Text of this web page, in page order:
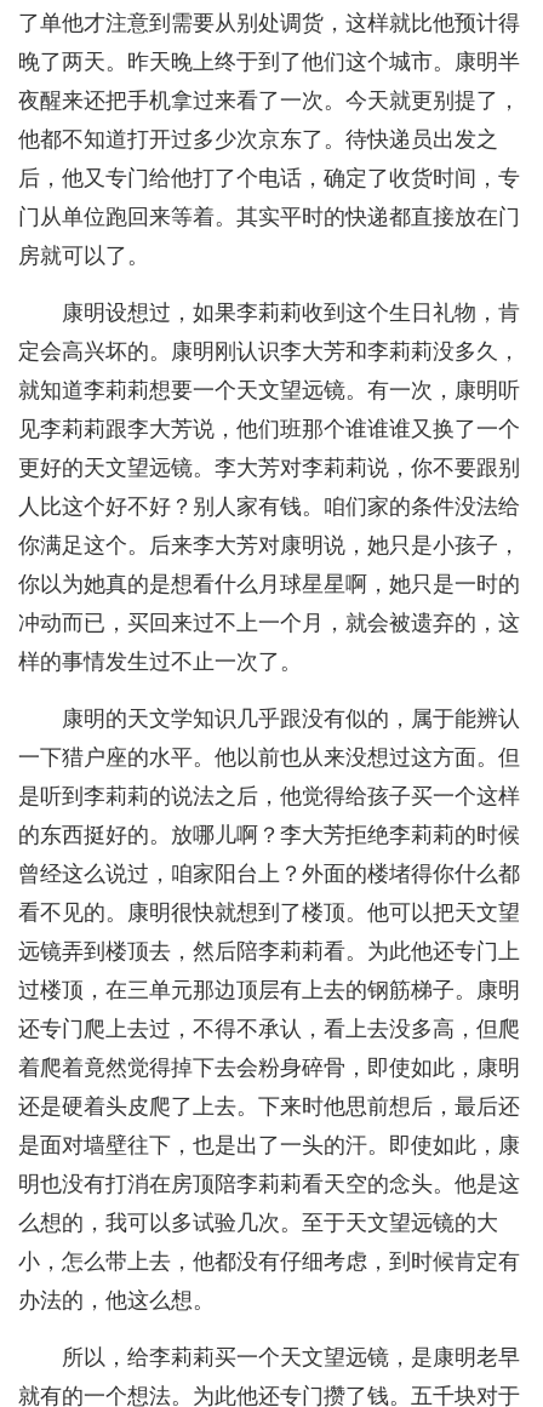
了单他才注意到需要从别处调货，这样就比他预计得
晚了两天。昨天晚上终于到了他们这个城市。康明半
夜醒来还把手机拿过来看了一次。今天就更别提了，
他都不知道打开过多少次京东了。待快递员出发之
后，他又专门给他打了个电话，确定了收货时间，专
门从单位跑回来等着。其实平时的快递都直接放在门
房就可以了。
康明设想过，如果李莉莉收到这个生日礼物，肯
定会高兴坏的。康明刚认识李大芳和李莉莉没多久，
就知道李莉莉想要一个天文望远镜。有一次，康明听
见李莉莉跟李大芳说，他们班那个谁谁谁又换了一个
更好的天文望远镜。李大芳对李莉莉说，你不要跟别
人比这个好不好？别人家有钱。咱们家的条件没法给
你满足这个。后来李大芳对康明说，她只是小孩子，
你以为她真的是想看什么月球星星啊，她只是一时的
冲动而已，买回来过不上一个月，就会被遗弃的，这
样的事情发生过不止一次了。
康明的天文学知识几乎跟没有似的，属于能辨认
一下猎户座的水平。他以前也从来没想过这方面。但
是听到李莉莉的说法之后，他觉得给孩子买一个这样
的东西挺好的。放哪儿啊？李大芳拒绝李莉莉的时候
曾经这么说过，咱家阳台上？外面的楼堵得你什么都
看不见的。康明很快就想到了楼顶。他可以把天文望
远镜弄到楼顶去，然后陪李莉莉看。为此他还专门上
过楼顶，在三单元那边顶层有上去的钢筋梯子。康明
还专门爬上去过，不得不承认，看上去没多高，但爬
着爬着竟然觉得掉下去会粉身碎骨，即使如此，康明
还是硬着头皮爬了上去。下来时他思前想后，最后还
是面对墙壁往下，也是出了一头的汗。即使如此，康
明也没有打消在房顶陪李莉莉看天空的念头。他是这
么想的，我可以多试验几次。至于天文望远镜的大
小，怎么带上去，他都没有仔细考虑，到时候肯定有
办法的，他这么想。
所以，给李莉莉买一个天文望远镜，是康明老早
就有的一个想法。为此他还专门攒了钱。五千块对于